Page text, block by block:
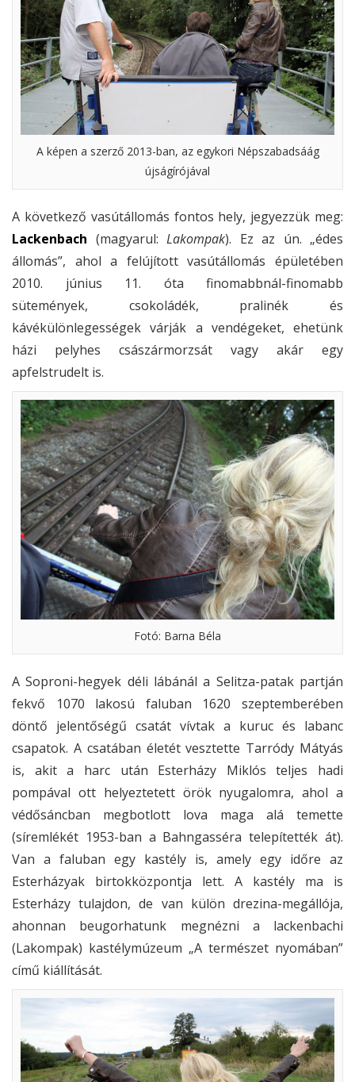
A képen a szerző 2013-ban, az egykori Népszabadsáág
újságírójával
A következő vasútállomás fontos hely, jegyezzük meg:
Lackenbach (magyarul: Lakompak). Ez az ún. „édes
állomás”, ahol a felújított vasútállomás épületében
2010. június 11. óta finomabbnál-finomabb
sütemények, csokoládék, pralinék és
kávékülönlegességek várják a vendégeket, ehetünk
házi pelyhes császármorzsát vagy akár egy
apfelstrudelt is.
Fotó: Barna Béla
A Soproni-hegyek déli lábánál a Selitza-patak partján
fekvő 1070 lakosú faluban 1620 szeptemberében
döntő jelentőségű csatát vívtak a kuruc és labanc
csapatok. A csatában életét vesztette Tarródy Mátyás
is, akit a harc után Esterházy Miklós teljes hadi
pompával ott helyeztetett örök nyugalomra, ahol a
védősáncban megbotlott lova maga alá temette
(síremlékét 1953-ban a Bahngasséra telepítették át).
Van a faluban egy kastély is, amely egy időre az
Esterházyak birtokközpontja lett. A kastély ma is
Esterházy tulajdon, de van külön drezina-megállója,
ahonnan beugorhatunk megnézni a lackenbachi
(Lakompak) kastélymúzeum „A természet nyomában”
című kiállítását.